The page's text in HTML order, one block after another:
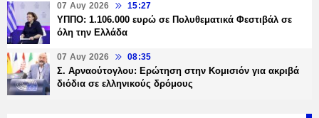
07 Αυγ 2026 15:27
ΥΠΠΟ: 1.106.000 ευρώ σε Πολυθεματικά Φεστιβάλ σε
όλη την Ελλάδα
07 Αυγ 2026 08:35
Σ. Αρναούτογλου: Ερώτηση στην Κομισιόν για ακριβά
διόδια σε ελληνικούς δρόμους